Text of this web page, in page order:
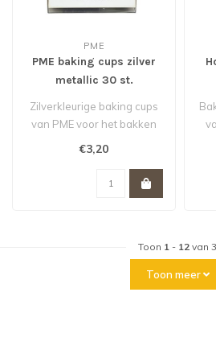
PME
PME baking cups zilver
metallic 30 st.
Zilverkleurige baking cups
van PME voor het bakken
€3,20
Toon 1 - 12van
Toon meer